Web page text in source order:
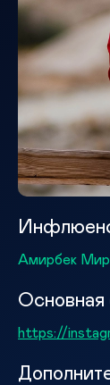
Амирбек
Основная
https://